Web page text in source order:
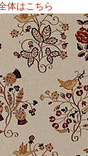
体はこちら